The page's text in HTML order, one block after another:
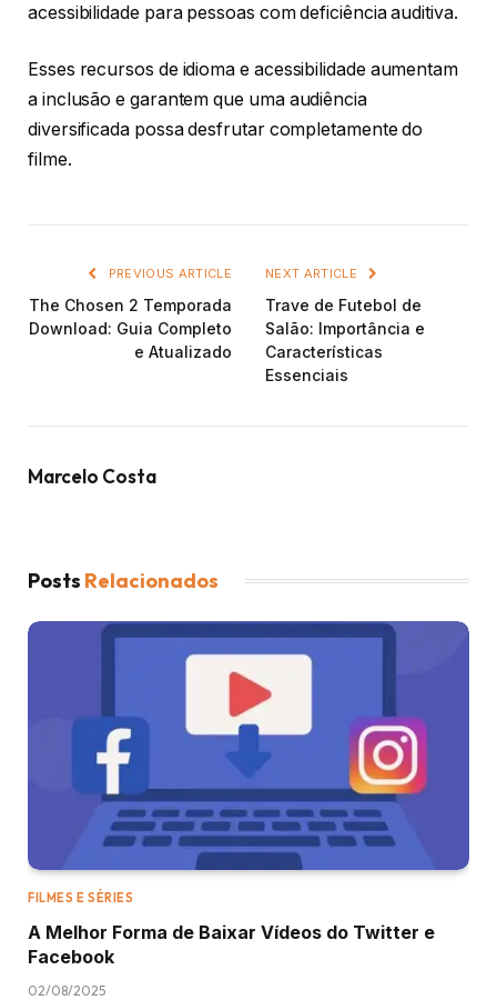
acessibilidade para pessoas com deficiência auditiva.
Esses recursos de idioma e acessibilidade aumentam
a inclusão e garantem que uma audiência
diversificada possa desfrutar completamente do
filme.
PREVIOUS ARTICLE
The Chosen 2 Temporada
Download: Guia Completo
e Atualizado
NEXT ARTICLE
Trave de Futebol de
Salão: Importância e
Características
Essenciais
Marcelo Costa
Posts Relacionados
FILMES E SÉRIES
A Melhor Forma de Baixar Vídeos do Twitter e
Facebook
02/08/2025